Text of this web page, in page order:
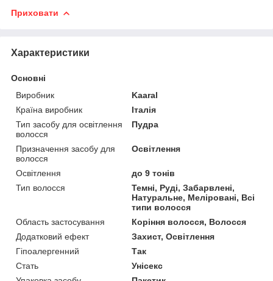
Приховати
Характеристики
Основні
Виробник
Kaaral
Країна виробник
Італія
Тип засобу для освітлення
волосся
Пудра
Призначення засобу для
волосся
Освітлення
Освітлення
до 9 тонів
Тип волосся
Темні, Руді, Забарвлені,
Натуральне, Меліровані, Всі
типи волосся
Область застосування
Коріння волосся, Волосся
Додатковий ефект
Захист, Освітлення
Гіпоалергенний
Так
Стать
Унісекс